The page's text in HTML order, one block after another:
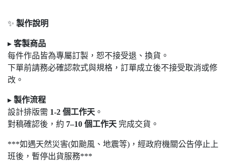
✨ 製作說明
▸ 客製商品
每件作品皆為專屬訂製，恕不接受退 、換貨。
下單前請務必確認款式與規格，訂單成立後不接受取消或修
改。
▸ 製作流程
設計排版需 1-2 個工作天 。
對稿確認後，約 7–10 個工作天 完成交貨。
***如遇天然災害(如颱風、地震等)，經政府機關公告停止上
班後，暫停出貨服務***